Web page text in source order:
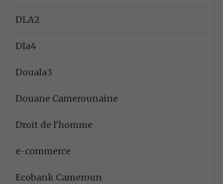
DLA2
Dla4
Douala3
Douane Camerounaine
Droit de l'homme
e-commerce
Ecobank Cameroun